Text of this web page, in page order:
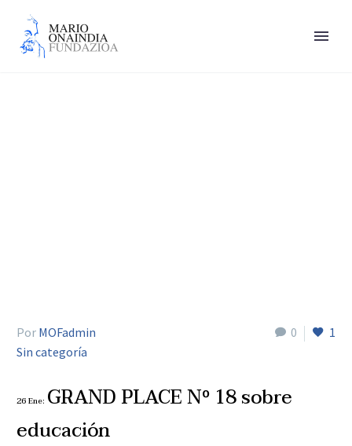
0 1
Por MOFadmin
Sin categoría
26 Ene: GRAND PLACE Nº 18 sobre
educación